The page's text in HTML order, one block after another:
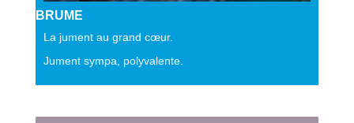
BRUME
La jument au grand cœur.
Jument sympa, polyvalente.